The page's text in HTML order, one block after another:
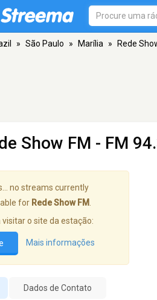
» São Paulo » Marília » Rede
Show FM - FM
no streams currently
for Rede Show FM
visitar o site da estação:
Mais informações
Dados de Contato